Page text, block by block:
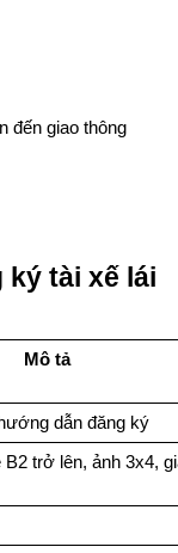
đến giao thông
tài xế lái
Mô tả
dẫn đăng ký
trở lên, ảnh 3x4,